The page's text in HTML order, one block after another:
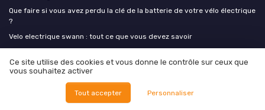
Que faire si vous avez perdu la clé de la batterie de votre vélo électrique
?
Velo electrique swann : tout ce que vous devez savoir
Comment retirer le capteur de pédalage d'un vélo électrique en toute
Ce site utilise des cookies et vous donne le contrôle sur ceux que
vous souhaitez activer
Tout accepter Personnaliser